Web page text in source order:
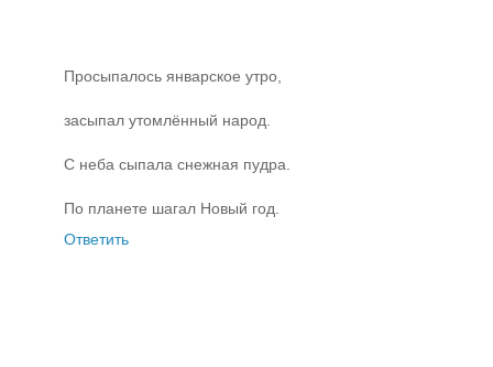
Просыпалось январское утро,
засыпал утомлённый народ.
С неба сыпала снежная пудра.
По планете шагал Новый год.
Ответить